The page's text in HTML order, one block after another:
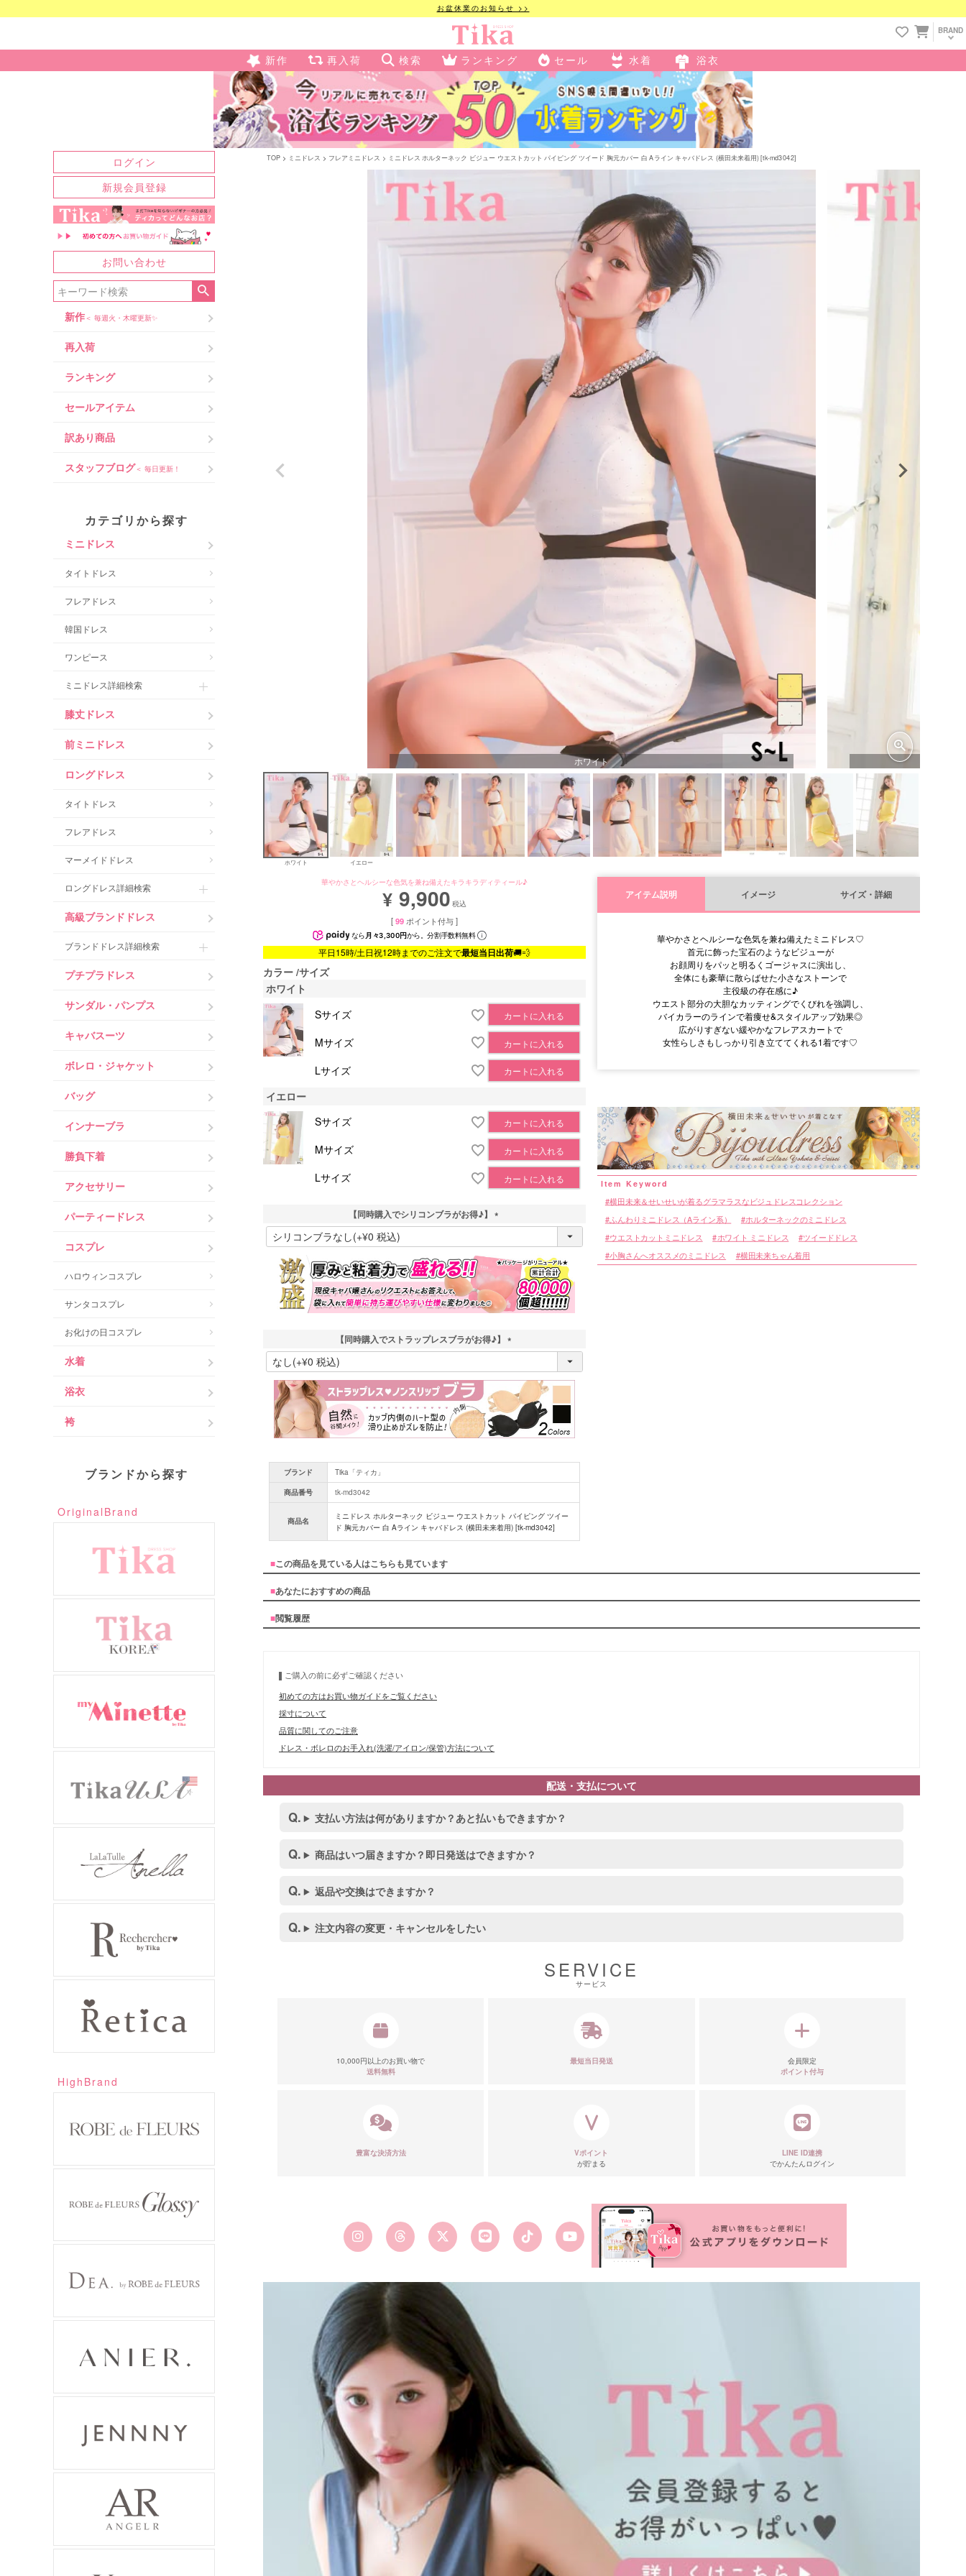
お盆休業のお知らせ >>
BRAND
新作 再入荷 検索 ランキング セール 水着 浴衣
ログイン
新規会員登録
お問い合わせ
新作＜ 毎週火・木曜更新✨
再入荷
ランキング
セールアイテム
訳あり商品
スタッフブログ＜ 毎日更新！
カテゴリから探す
ミニドレス
タイトドレス
フレアドレス
韓国ドレス
ワンピース
ミニドレス詳細検索
膝丈ドレス
前ミニドレス
ロングドレス
タイトドレス
フレアドレス
マーメイドドレス
ロングドレス詳細検索
高級ブランドドレス
ブランドドレス詳細検索
プチプラドレス
サンダル・パンプス
キャバスーツ
ボレロ・ジャケット
バッグ
インナーブラ
勝負下着
アクセサリー
パーティードレス
コスプレ
ハロウィンコスプレ
サンタコスプレ
お化けの日コスプレ
水着
浴衣
袴
ブランドから探す
OriginalBrand
HighBrand
TOP ミニドレス フレアミニドレス ミニドレス ホルターネック ビジュー ウエストカット パイピング ツイード 胸元カバー 白 Aライン キャバドレス (横田未来着用) [tk-md3042]
ホワイト
ホワイト イエロー
華やかさとヘルシーな色気を兼ね備えたキラキラディティール♪
¥ 9,900 税込
[99 ポイント付与 ]
なら 月々3,300円から。分割手数料無料
平日15時/土日祝12時までのご注文で最短当日出荷🚚💨
カラー サイズ
ホワイト
Sサイズ
カートに入れる
Mサイズ カートに入れる
Lサイズ カートに入れる
イエロー
Sサイズ
カートに入れる
Mサイズ カートに入れる
Lサイズ カートに入れる
【同時購入でシリコンブラがお得♪】
(
必
須
)
【同時購入でストラップレスブラがお得♪】
(
必
須
)
ブランド
Tika「ティカ」
商品番号
tk-md3042
商品名
ミニドレス ホルターネック ビジュー ウエストカット パイピング ツイー
ド 胸元カバー 白 Aライン キャバドレス (横田未来着用) [tk-md3042]
アイテム説明 イメージ サイズ・詳細
華やかさとヘルシーな色気を兼ね備えたミニドレス♡
首元に飾った宝石のようなビジューが
お顔周りをパッと明るくゴージャスに演出し、
全体にも豪華に散らばせた小さなストーンで
主役級の存在感に♪
ウエスト部分の大胆なカッティングでくびれを強調し、
バイカラーのラインで着痩せ&スタイルアップ効果◎
広がりすぎない緩やかなフレアスカートで
女性らしさもしっかり引き立ててくれる1着です♡
横田未来＆せいせいが着るグラマラスなビジュドレスコレクション
ふんわりミニドレス（Aライン系） ホルターネックのミニドレス
ウエストカットミニドレス ホワイト ミニドレス ツイードドレス
小胸さんへオススメのミニドレス 横田未来ちゃん着用
■この商品を見ている人はこちらも見ています
■あなたにおすすめの商品
■閲覧履歴
ご購入の前に必ずご確認ください
初めての方はお買い物ガイドをご覧ください
採寸について
品質に関してのご注意
ドレス・ボレロのお手入れ(洗濯/アイロン/保管)方法について
配送・支払について
支払い方法は何がありますか？あと払いもできますか？
商品はいつ届きますか？即日発送はできますか？
返品や交換はできますか？
注文内容の変更・キャンセルをしたい
SERVICE
サービス
10,000円以上のお買い物で
送料無料
最短当日発送
会員限定
ポイント付与
豊富な決済方法
Vポイント
が貯まる
LINE ID連携
でかんたんログイン